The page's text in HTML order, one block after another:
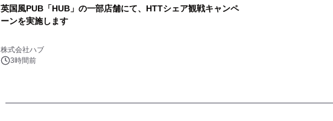
英国風PUB「HUB」の一部店舗にて、HTTシェア観戦キャンペ
ーンを実施します
株式会社ハブ
3時間前